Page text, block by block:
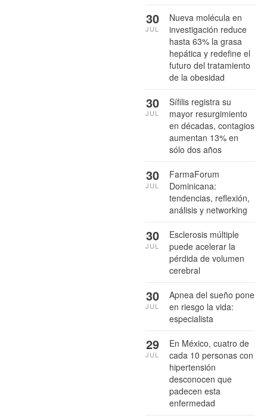
Nueva molécula en
investigación reduce
hasta 63% la grasa
hepática y redefine el
futuro del tratamiento
de la obesidad
30
JUL
Sífilis registra su
mayor resurgimiento
en décadas, contagios
aumentan 13% en
sólo dos años
30
JUL
FarmaForum
Dominicana:
tendencias, reflexión,
análisis y networking
30
JUL
Esclerosis múltiple
puede acelerar la
pérdida de volumen
cerebral
30
JUL
Apnea del sueño pone
en riesgo la vida:
especialista
30
JUL
En México, cuatro de
cada 10 personas con
hipertensión
desconocen que
padecen esta
enfermedad
29
JUL